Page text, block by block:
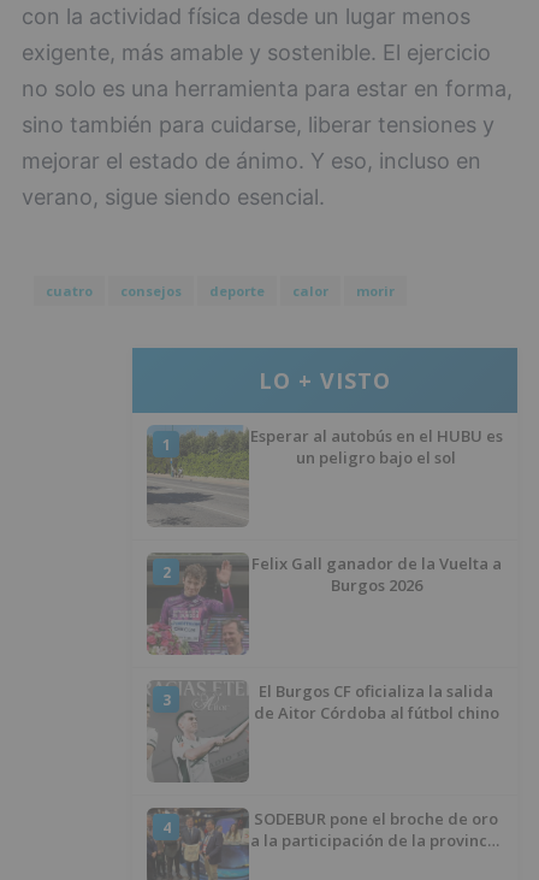
con la actividad física desde un lugar menos
exigente, más amable y sostenible. El ejercicio
no solo es una herramienta para estar en forma,
sino también para cuidarse, liberar tensiones y
mejorar el estado de ánimo. Y eso, incluso en
verano, sigue siendo esencial.
cuatro consejos deporte calor morir
LO + VISTO
1
Esperar al autobús en el HUBU es
un peligro bajo el sol
2
Felix Gall ganador de la Vuelta a
Burgos 2026
3
El Burgos CF oficializa la salida
de Aitor Córdoba al fútbol chino
4
SODEBUR pone el broche de oro
a la participación de la provincia